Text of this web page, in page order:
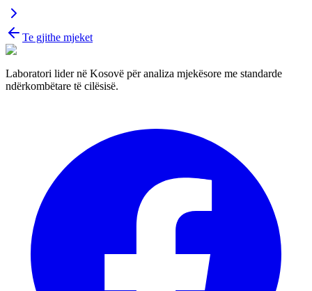
Te gjithe mjeket
Laboratori lider në Kosovë për analiza mjekësore me standarde
ndërkombëtare të cilësisë.